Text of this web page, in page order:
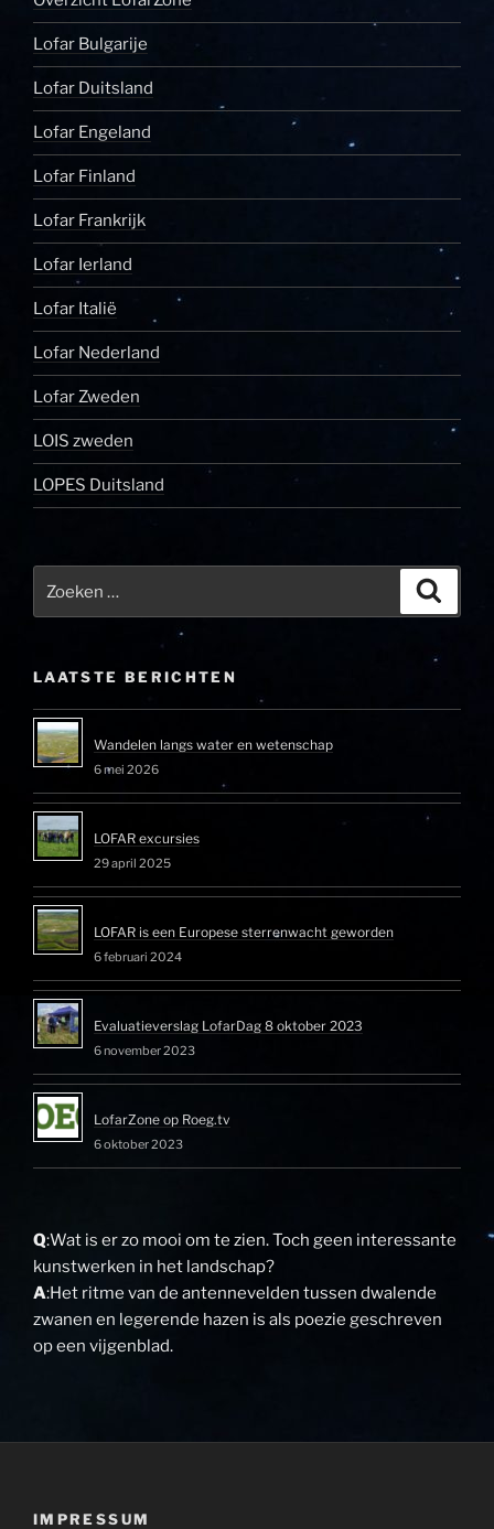
Lofar Bulgarije
Lofar Duitsland
Lofar Engeland
Lofar Finland
Lofar Frankrijk
Lofar Ierland
Lofar Italië
Lofar Nederland
Lofar Zweden
LOIS zweden
LOPES Duitsland
LAATSTE BERICHTEN
Wandelen langs water en wetenschap
6 mei 2026
LOFAR excursies
29 april 2025
LOFAR is een Europese sterrenwacht geworden
6 februari 2024
Evaluatieverslag LofarDag 8 oktober 2023
6 november 2023
LofarZone op Roeg.tv
6 oktober 2023
Q:Wat is er zo mooi om te zien. Toch geen interessante
kunstwerken in het landschap?
A:Het ritme van de antennevelden tussen dwalende
zwanen en legerende hazen is als poezie geschreven
op een vijgenblad.
IMPRESSUM